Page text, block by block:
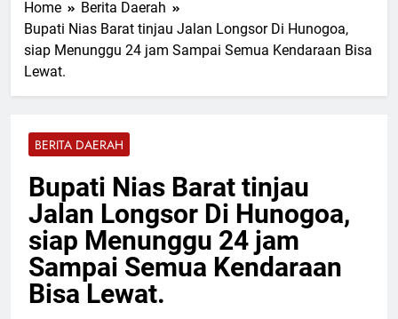
Tapung Jaya Dukung
Ketahanan Pangan Nasional
21 Jam Lalu
Razia Gabungan Lapas
Pasir Pangaraian dan TNI
Perkuat Sinergi Dewan
Hampir Dua Kilogram
Narkotika Jenis Sabu
21 Jam Lalu
Kecelakaan Maut di Tol
Sergai, Seorang
Penumpang Avanza
Meninggal Dunia
Selasa, 4 Agu 2026
Home
Berita Daerah
Bupati Nias Barat tinjau Jalan Longsor Di Hunogoa,
siap Menunggu 24 jam Sampai Semua Kendaraan Bisa
Lewat.
BERITA DAERAH
Bupati Nias Barat tinjau
Jalan Longsor Di Hunogoa,
siap Menunggu 24 jam
Sampai Semua Kendaraan
Bisa Lewat.